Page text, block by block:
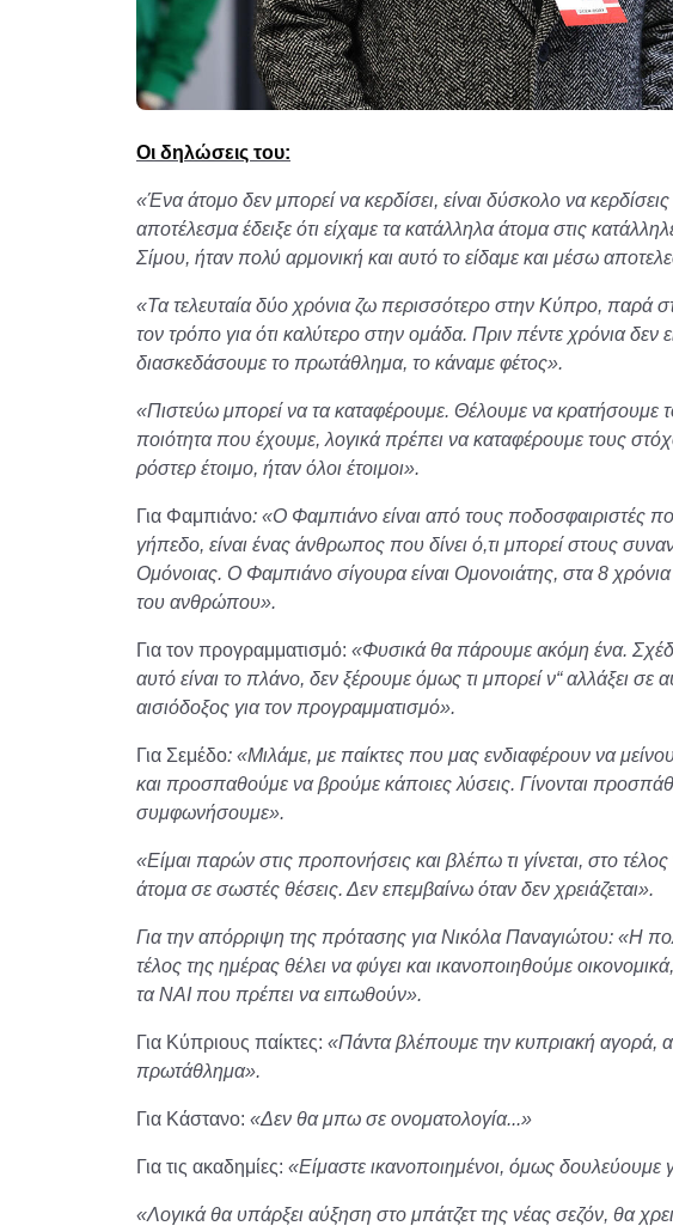
Οι δηλώσεις του:
«Ένα άτομο δεν μπορεί να κερδίσει, είναι δύσκολο να
αποτέλεσμα έδειξε ότι είχαμε τα κατάλληλα άτομα στις
Σίμου, ήταν πολύ αρμονική και αυτό το είδαμε και μέσω
«Τα τελευταία δύο χρόνια ζω περισσότερο στην Κύπρο,
τον τρόπο για ότι καλύτερο στην ομάδα. Πριν πέντε χρόνια δεν
διασκεδάσουμε το πρωτάθλημα, το κάναμε φέτος».
«Πιστεύω μπορεί να τα καταφέρουμε. Θέλουμε να κρατήσουμε
ποιότητα που έχουμε, λογικά πρέπει να καταφέρουμε τους
ρόστερ έτοιμο, ήταν όλοι έτοιμοι».
Για Φαμπιάνο: «Ο Φαμπιάνο είναι από τους ποδοσφαιριστές
γήπεδο, είναι ένας άνθρωπος που δίνει ό,τι μπορεί στους
Ομόνοιας. Ο Φαμπιάνο σίγουρα είναι Ομονοιάτης, στα 8
του ανθρώπου».
Για τον προγραμματισμό: «Φυσικά θα πάρουμε ακόμη ένα.
αυτό είναι το πλάνο, δεν ξέρουμε όμως τι μπορεί ν“ αλλάξει σε
αισιόδοξος για τον προγραμματισμό».
Για Σεμέδο: «Μιλάμε, με παίκτες που μας ενδιαφέρουν να
και προσπαθούμε να βρούμε κάποιες λύσεις. Γίνονται
συμφωνήσουμε».
«Είμαι παρών στις προπονήσεις και βλέπω τι γίνεται, στο
άτομα σε σωστές θέσεις. Δεν επεμβαίνω όταν δεν χρειάζεται».
Για την απόρριψη της πρότασης για Νικόλα Παναγιώτου: «Η
τέλος της ημέρας θέλει να φύγει και ικανοποιηθούμε
τα ΝΑΙ που πρέπει να ειπωθούν».
Για Κύπριους παίκτες: «Πάντα βλέπουμε την κυπριακή αγορά,
πρωτάθλημα».
Για Κάστανο: «Δεν θα μπω σε ονοματολογία...»
Για τις ακαδημίες: «Είμαστε ικανοποιημένοι, όμως δουλεύουμε
«Λογικά θα υπάρξει αύξηση στο μπάτζετ της νέας σεζόν, θα